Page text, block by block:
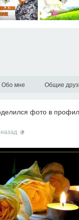
Обо мне Общие
фото в